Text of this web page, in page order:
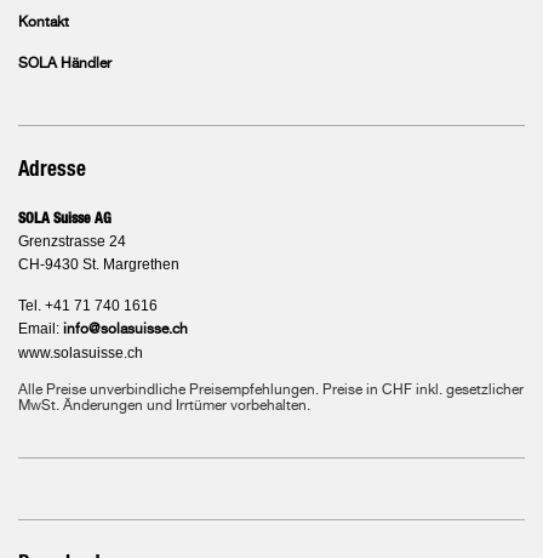
Kontakt
SOLA Händler
Adresse
SOLA Suisse AG
Grenzstrasse 24
CH-9430 St. Margrethen
Tel. +41 71 740 1616
Email: info@solasuisse.ch
www.solasuisse.ch
Alle Preise unverbindliche Preisempfehlungen. Preise in CHF inkl. gesetzlicher
MwSt. Änderungen und Irrtümer vorbehalten.